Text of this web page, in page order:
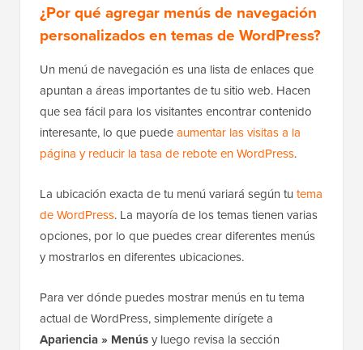
¿Por qué agregar menús de navegación
personalizados en temas de WordPress?
Un menú de navegación es una lista de enlaces que
apuntan a áreas importantes de tu sitio web. Hacen
que sea fácil para los visitantes encontrar contenido
interesante, lo que puedeaumentar las visitas a la
página y reducir la tasa de rebote en WordPress.
La ubicación exacta de tu menú variará según tu tema
de WordPress. La mayoría de los temas tienen varias
opciones, por lo que puedes crear diferentes menús
y mostrarlos en diferentes ubicaciones.
Para ver dónde puedes mostrar menús en tu tema
actual de WordPress, simplemente dirígete a
Apariencia » Menúsy luego revisa la sección